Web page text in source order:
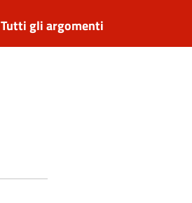
Tutti gli argomenti